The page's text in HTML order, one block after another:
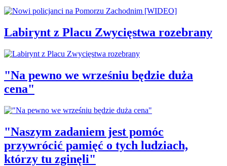
Labirynt z Placu Zwycięstwa rozebrany
"Na pewno we wrześniu będzie duża
cena"
"Naszym zadaniem jest pomóc
przywrócić pamięć o tych ludziach,
którzy tu zginęli"